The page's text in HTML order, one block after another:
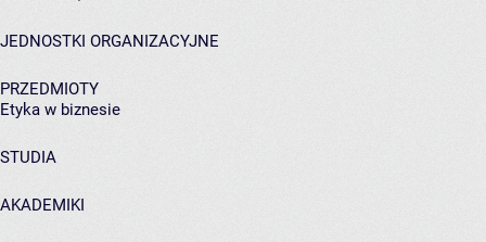
JEDNOSTKI ORGANIZACYJNE
PRZEDMIOTY
Etyka w biznesie
STUDIA
AKADEMIKI